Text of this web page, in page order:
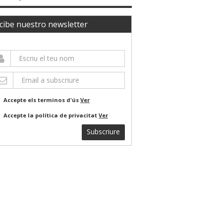
nuestro newsletter
Accepte els terminos d'ús Ver
Accepte la política de privacitat Ver
Subscriure